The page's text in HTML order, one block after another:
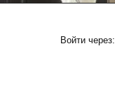
Войти через: